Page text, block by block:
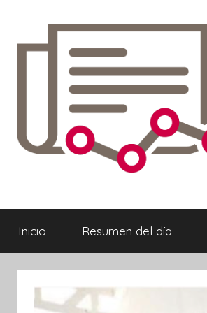
contenido
Informativa
Inicio Resumen del día